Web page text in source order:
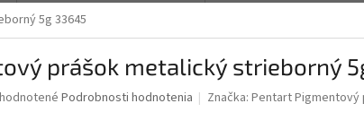
5g 33645
prášok metalický strieborný
Podrobnosti hodnotenia Značka:Pentart Pigmentový